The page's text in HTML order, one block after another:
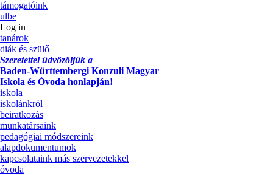
támogatóink
ulbe
Log in
tanárok
diák és szülő
Szeretettel üdvözöljük a
Baden-Württembergi Konzuli Magyar
Iskola és Óvoda honlapján!
iskola
iskolánkról
beiratkozás
munkatársaink
pedagógiai módszereink
alapdokumentumok
kapcsolataink más szervezetekkel
óvoda